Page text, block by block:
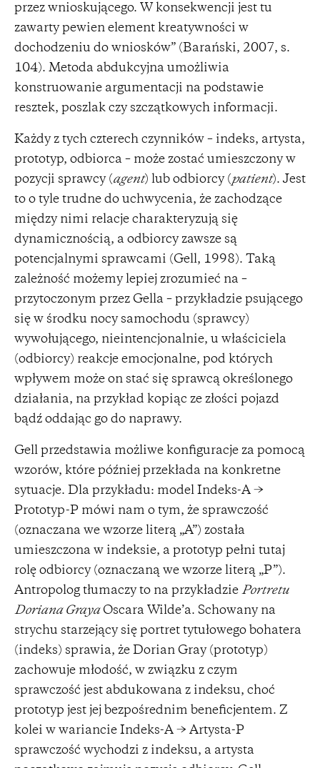
przez wnioskującego. W konsekwencji jest tu
zawarty pewien element kreatywności w
dochodzeniu do wniosków” (Barański, 2007, s.
104). Metoda abdukcyjna umożliwia
konstruowanie argumentacji na podstawie
resztek, poszlak czy szczątkowych informacji.
Każdy z tych czterech czynników – indeks, artysta,
prototyp, odbiorca – może zostać umieszczony w
pozycji sprawcy (agent) lub odbiorcy (patient). Jest
to o tyle trudne do uchwycenia, że zachodzące
między nimi relacje charakteryzują się
dynamicznością, a odbiorcy zawsze są
potencjalnymi sprawcami (Gell, 1998). Taką
zależność możemy lepiej zrozumieć na –
przytoczonym przez Gella – przykładzie psującego
się w środku nocy samochodu (sprawcy)
wywołującego, nieintencjonalnie, u właściciela
(odbiorcy) reakcje emocjonalne, pod których
wpływem może on stać się sprawcą określonego
działania, na przykład kopiąc ze złości pojazd
bądź oddając go do naprawy.
Gell przedstawia możliwe konfiguracje za pomocą
wzorów, które później przekłada na konkretne
sytuacje. Dla przykładu: model Indeks-A →
Prototyp-P mówi nam o tym, że sprawczość
(oznaczana we wzorze literą „A”) została
umieszczona w indeksie, a prototyp pełni tutaj
rolę odbiorcy (oznaczaną we wzorze literą „P”).
Antropolog tłumaczy to na przykładzie Portretu
Doriana GrayaOscara Wilde’a. Schowany na
strychu starzejący się portret tytułowego bohatera
(indeks) sprawia, że Dorian Gray (prototyp)
zachowuje młodość, w związku z czym
sprawczość jest abdukowana z indeksu, choć
prototyp jest jej bezpośrednim beneficjentem. Z
kolei w wariancie Indeks-A → Artysta-P
sprawczość wychodzi z indeksu, a artysta